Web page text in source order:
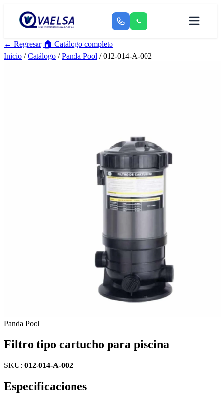
← Regresar 🏠 Catálogo completo
Inicio /Catálogo /Panda Pool / 012-014-A-002
Panda Pool
Filtro tipo cartucho para piscina
SKU: 012-014-A-002
Especificaciones